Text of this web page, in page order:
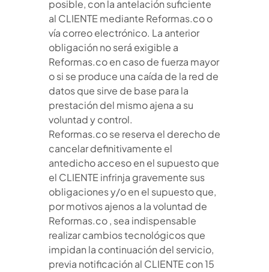
posible, con la antelación suficiente
al CLIENTE mediante Reformas.co o
vía correo electrónico. La anterior
obligación no será exigible a
Reformas.co en caso de fuerza mayor
o si se produce una caída de la red de
datos que sirve de base para la
prestación del mismo ajena a su
voluntad y control.
Reformas.co se reserva el derecho de
cancelar definitivamente el
antedicho acceso en el supuesto que
el CLIENTE infrinja gravemente sus
obligaciones y/o en el supuesto que,
por motivos ajenos a la voluntad de
Reformas.co , sea indispensable
realizar cambios tecnológicos que
impidan la continuación del servicio,
previa notificación al CLIENTE con 15